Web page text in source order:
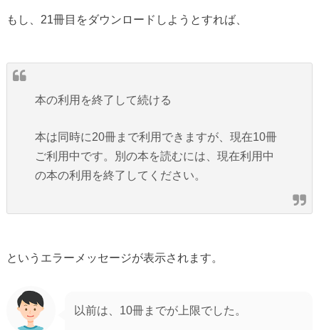
もし、21冊目をダウンロードしようとすれば、
本の利用を終了して続ける
本は同時に20冊まで利用できますが、現在10冊
ご利用中です。別の本を読むには、現在利用中
の本の利用を終了してください。
というエラーメッセージが表示されます。
以前は、10冊までが上限でした。